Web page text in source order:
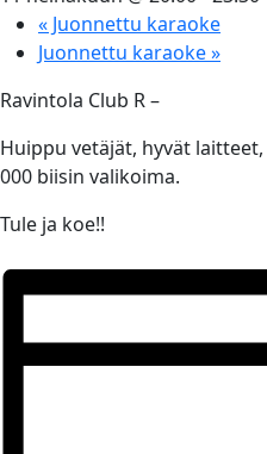
« Juonnettu karaoke
Juonnettu karaoke»
Ravintola Club R –
Huippu vetäjät, hyvät
000 biisin valikoima.
Tule ja koe!!